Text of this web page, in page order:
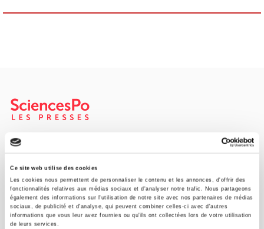
Ce site web utilise des cookies
Les cookies nous permettent de personnaliser le contenu et les annonces, d'offrir des
fonctionnalités relatives aux médias sociaux et d'analyser notre trafic. Nous partageons
également des informations sur l'utilisation de notre site avec nos partenaires de médias
sociaux, de publicité et d'analyse, qui peuvent combiner celles-ci avec d'autres
informations que vous leur avez fournies ou qu'ils ont collectées lors de votre utilisation
de leurs services.
Maison d'édition dédiée aux sciences humaines et sociales, les
Presses de Sciences Po participent depuis leur création en 1976
à la transmission des savoirs et des idées
CONTACTS
FOREIGN RIGHTS